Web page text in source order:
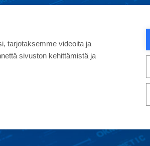
tarjotaksemme videoita ja
sivuston kehittämistä ja